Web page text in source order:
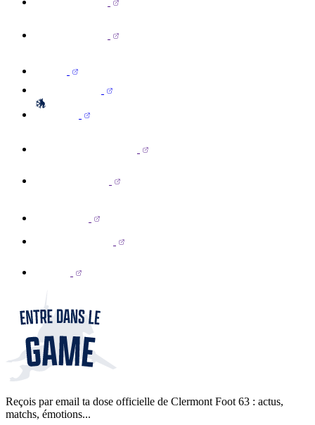
Reçois par email ta dose officielle de Clermont Foot 63 : actus,
matchs, émotions...